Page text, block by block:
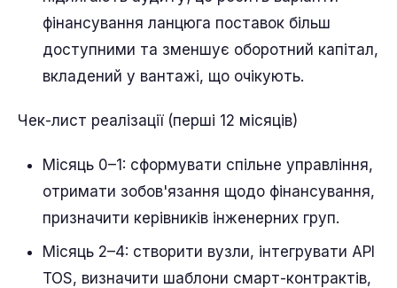
фінансування ланцюга поставок більш
доступними та зменшує оборотний капітал,
вкладений у вантажі, що очікують.
Чек-лист реалізації (перші 12 місяців)
Місяць 0–1: сформувати спільне управління,
отримати зобов'язання щодо фінансування,
призначити керівників інженерних груп.
Місяць 2–4: створити вузли, інтегрувати API
TOS, визначити шаблони смарт-контрактів,